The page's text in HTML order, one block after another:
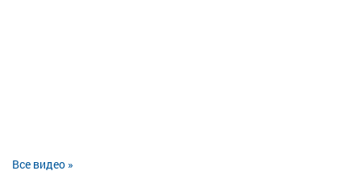
Все видео »